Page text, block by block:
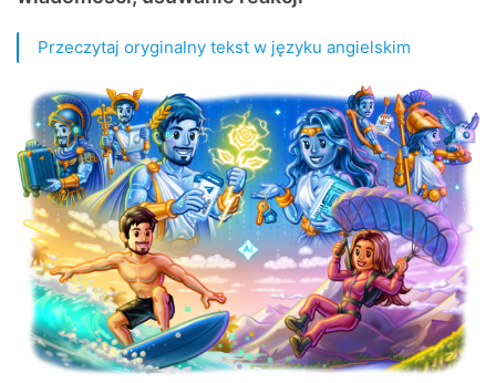
Przeczytaj oryginalny tekst w języku angielskim